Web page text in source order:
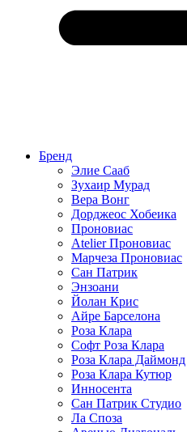
Бренд
Элие Сааб
Зухаир Мурад
Вера Вонг
Дорджеос Хобеика
Проновиас
Atelier Проновиас
Марчеза Проновиас
Сан Патрик
Энзоани
Йолан Крис
Айре Барселона
Роза Клара
Софт Роза Клара
Роза Клара Даймонд
Роза Клара Кутюр
Инносента
Сан Патрик Студио
Ла Споза